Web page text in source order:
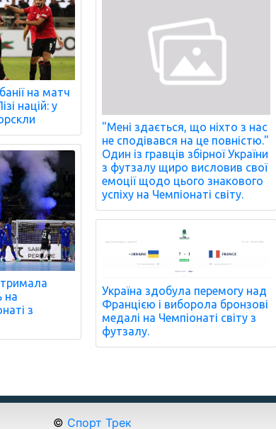
на матч
націй: у
на
з
"Мені здається, що ніхто з нас
не сподівався на це повністю."
Один із гравців збірної України
з футзалу щиро висловив свої
емоції щодо цього знакового
успіху на Чемпіонаті світу.
Україна здобула перемогу над
Францією і виборола бронзові
медалі на Чемпіонаті світу з
футзалу.
© Спорт Трек